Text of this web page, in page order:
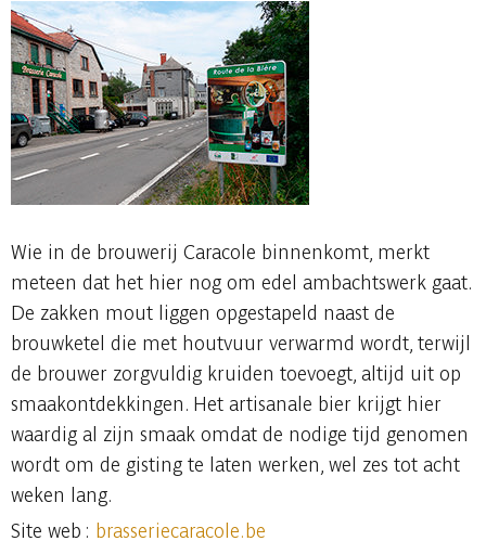
Wie in de brouwerij Caracole binnenkomt, merkt
meteen dat het hier nog om edel ambachtswerk gaat.
De zakken mout liggen opgestapeld naast de
brouwketel die met houtvuur verwarmd wordt, terwijl
de brouwer zorgvuldig kruiden toevoegt, altijd uit op
smaakontdekkingen. Het artisanale bier krijgt hier
waardig al zijn smaak omdat de nodige tijd genomen
wordt om de gisting te laten werken, wel zes tot acht
weken lang.
Site web : brasseriecaracole.be